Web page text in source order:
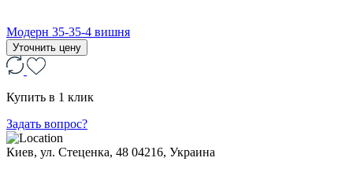
Модерн 35-35-4 вишня
Уточнить цену
Купить в 1 клик
Задать вопрос?
Киев, ул. Стеценка, 48 04216, Украина